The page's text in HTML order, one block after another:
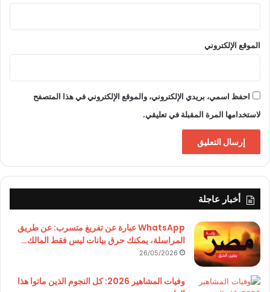
الموقع الإلكتروني
احفظ اسمي، بريدي الإلكتروني، والموقع الإلكتروني في هذا المتصفح
لاستخدامها المرة المقبلة في تعليقي.
أخبار عاجلة
WhatsApp عبارة عن تفريغ متسرب: عن طريق
المراسلة، يمكنك حرق بيانات ليس فقط المالك…
26/05/2026
وفيات المشاهير 2026: كل النجوم الذين ماتوا هذا